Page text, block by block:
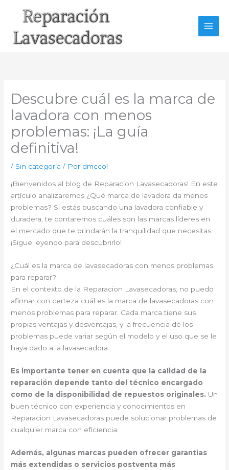
Descubre cuál es la marca de
lavadora con menos
problemas: ¡La guía
definitiva!
/ Sin categoría / Por dmccol
¡Bienvenidos al blog de Reparacion Lavasecadoras! En este
artículo analizaremos ¿Qué marca de lavadora da menos
problemas? Si estás buscando una lavadora confiable y
duradera, te contaremos cuáles son las marcas líderes en
el mercado que te brindarán la tranquilidad que necesitas.
¡Sigue leyendo para descubrirlo!
¿Cuál es la marca de lavasecadoras con menos problemas
para reparar?
En el contexto de la Reparacion Lavasecadoras, no puedo
afirmar con certeza cuál es la marca de lavasecadoras con
menos problemas para reparar. Cada marca tiene sus
propias ventajas y desventajas, y la frecuencia de los
problemas puede variar según el modelo y el uso que se le
haya dado a la lavasecadora.
Es importante tener en cuenta que la calidad de la
reparación depende tanto del técnico encargado
como de la disponibilidad de repuestos originales. Un
buen técnico con experiencia y conocimientos en
Reparacion Lavasecadoras puede solucionar problemas de
cualquier marca con eficiencia.
Además, algunas marcas pueden ofrecer garantías
más extendidas o servicios postventa más